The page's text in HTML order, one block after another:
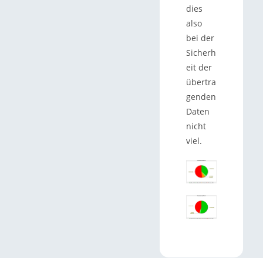
dies
also
bei der
Sicherh
eit der
übertra
genden
Daten
nicht
viel.